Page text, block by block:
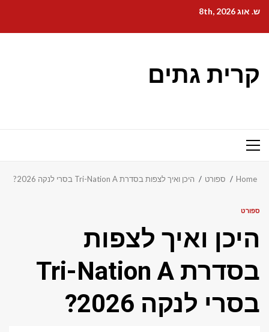
content
ש. אוג 8th, 2026
קרית גתים
Primary
Home ספורט היכן ואיך לצפות בסדרת Tri-Nation A בסרי לנקה 2026?
ספורט
היכן ואיך לצפות
בסדרת Tri-Nation A
בסרי לנקה 2026?